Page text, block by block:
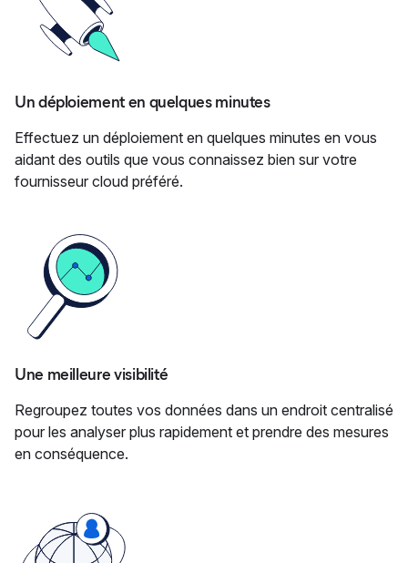
Un déploiement en quelques minutes
Effectuez un déploiement en quelques minutes en vous
aidant des outils que vous connaissez bien sur votre
fournisseur cloud préféré.
Une meilleure visibilité
Regroupez toutes vos données dans un endroit centralisé
pour les analyser plus rapidement et prendre des mesures
en conséquence.